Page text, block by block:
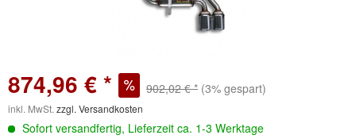
874,96 € * 902,02 € * (3% gespart)
inkl. MwSt. zzgl. Versandkosten
Sofort versandfertig, Lieferzeit ca. 1-3 Werktage